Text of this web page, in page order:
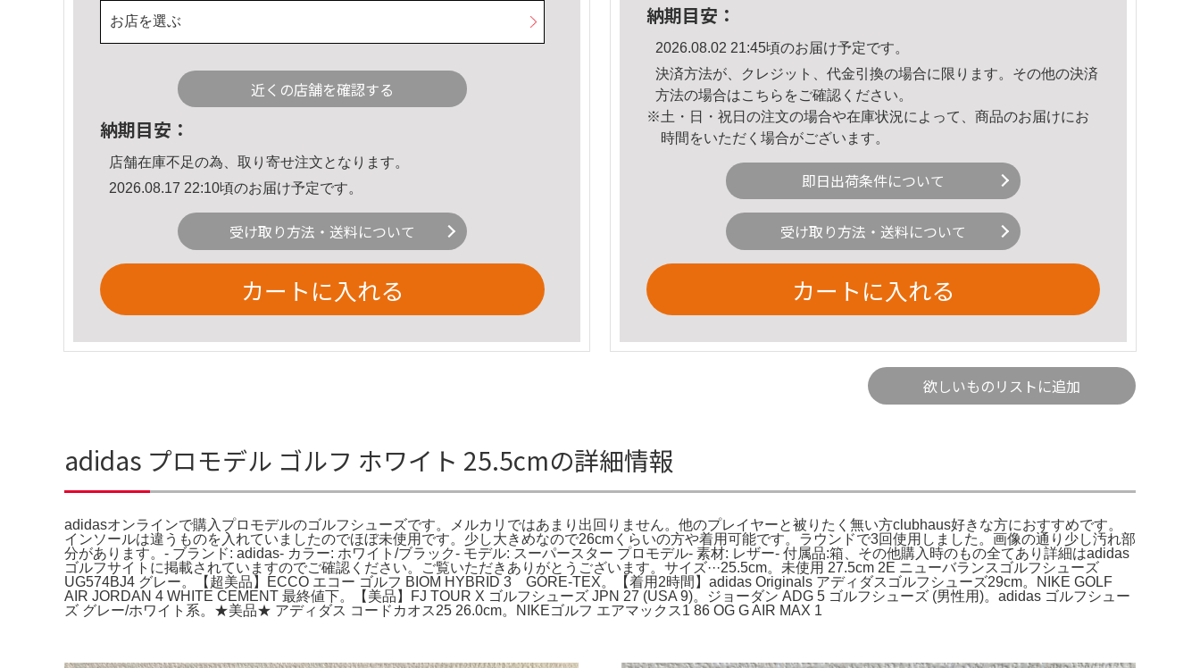
お店を選ぶ
近くの店舗を確認する
納期目安：
店舗在庫不足の為、取り寄せ注文となります。
2026.08.17 22:10頃のお届け予定です。
受け取り方法・送料について
カートに入れる
納期目安：
2026.08.02 21:45頃のお届け予定です。
決済方法が、クレジット、代金引換の場合に限ります。その他の決済
方法の場合はこちら をご確認ください。
※土・日・祝日の注文の場合や在庫状況によって、商品のお届けにお
時間をいただく場合がございます。
即日出荷条件について
受け取り方法・送料について
カートに入れる
欲しいものリストに追加
adidas プロモデル ゴルフ ホワイト 25.5cmの詳細情報
adidasオンラインで購入プロモデルのゴルフシューズです。メルカリではあまり出回りません。他のプレイヤーと被りたく無い方clubhaus好きな方におすすめです。
インソールは違うものを入れていましたのでほぼ未使用です。少し大きめなので26cmくらいの方や着用可能です。ラウンドで3回使用しました。画像の通り少し汚れ部
分があります。- ブランド: adidas- カラー: ホワイト/ブラック- モデル: スーパースター プロモデル- 素材: レザー- 付属品:箱、その他購入時のもの全てあり詳細はadidas
ゴルフサイトに掲載されていますのでご確認ください。ご覧いただきありがとうございます。サイズ···25.5cm。未使用 27.5cm 2E ニューバランスゴルフシューズ
UG574BJ4 グレー。【超美品】ECCO エコー ゴルフ BIOM HYBRID 3 GORE-TEX。【着用2時間】adidas Originals アディダスゴルフシューズ29cm。NIKE GOLF
AIR JORDAN 4 WHITE CEMENT 最終値下。【美品】FJ TOUR X ゴルフシューズ JPN 27 (USA 9)。ジョーダン ADG 5 ゴルフシューズ (男性用)。adidas ゴルフシュー
ズ グレー/ホワイト系。★美品★ アディダス コードカオス25 26.0cm。NIKEゴルフ エアマックス1 86 OG G AIR MAX 1